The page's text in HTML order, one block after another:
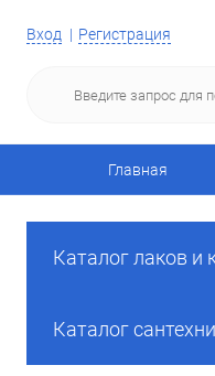
Вход Регистрация
Главная
Каталог лаков и
Каталог